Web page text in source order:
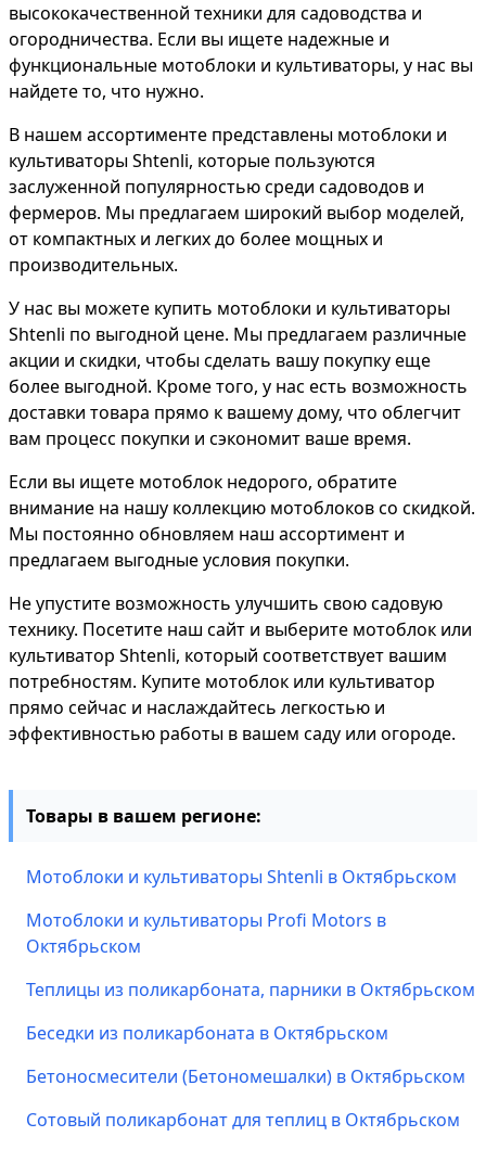
высококачественной техники для садоводства и
огородничества. Если вы ищете надежные и
функциональные мотоблоки и культиваторы, у нас вы
найдете то, что нужно.
В нашем ассортименте представлены мотоблоки и
культиваторы Shtenli, которые пользуются
заслуженной популярностью среди садоводов и
фермеров. Мы предлагаем широкий выбор моделей,
от компактных и легких до более мощных и
производительных.
У нас вы можете купить мотоблоки и культиваторы
Shtenli по выгодной цене. Мы предлагаем различные
акции и скидки, чтобы сделать вашу покупку еще
более выгодной. Кроме того, у нас есть возможность
доставки товара прямо к вашему дому, что облегчит
вам процесс покупки и сэкономит ваше время.
Если вы ищете мотоблок недорого, обратите
внимание на нашу коллекцию мотоблоков со скидкой.
Мы постоянно обновляем наш ассортимент и
предлагаем выгодные условия покупки.
Не упустите возможность улучшить свою садовую
технику. Посетите наш сайт и выберите мотоблок или
культиватор Shtenli, который соответствует вашим
потребностям. Купите мотоблок или культиватор
прямо сейчас и наслаждайтесь легкостью и
эффективностью работы в вашем саду или огороде.
Товары в вашем регионе:
Мотоблоки и культиваторы Shtenli в Октябрьском
Мотоблоки и культиваторы Profi Motors в
Октябрьском
Теплицы из поликарбоната, парники в Октябрьском
Беседки из поликарбоната в Октябрьском
Бетоносмесители (Бетономешалки) в Октябрьском
Сотовый поликарбонат для теплиц в Октябрьском